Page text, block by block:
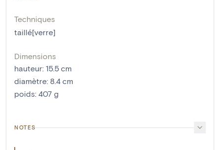
Techniques
taillé[verre]
Dimensions
hauteur: 15.5 cm
diamètre: 8.4 cm
poids: 407 g
NOTES